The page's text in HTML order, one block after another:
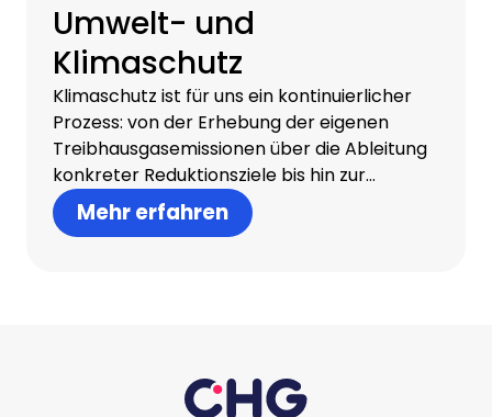
Umwelt- und
Klimaschutz
Klimaschutz ist für uns ein kontinuierlicher
Prozess: von der Erhebung der eigenen
Treibhausgasemissionen über die Ableitung
konkreter Reduktionsziele bis hin zur
transparenten Berichterstattung.
Mehr erfahren